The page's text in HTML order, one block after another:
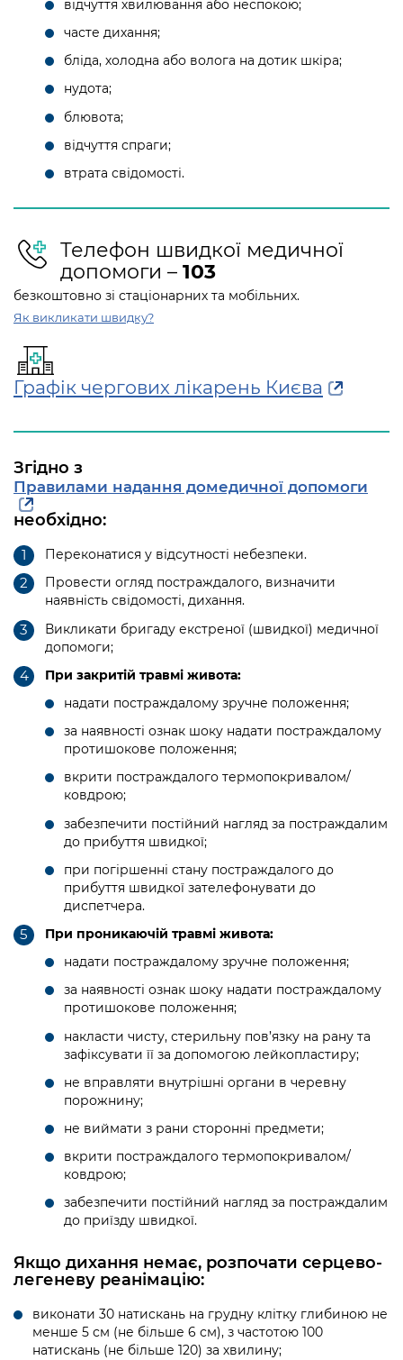
Підприємства, установи, організації
Kyiv International Relations
Річні звіти
Гендерна політика
Безбар'єрність
Портал Захисників та Захисниць
Безбар'єрність
Міський застосунок Київ Цифровий
Важливе під час воєнного стану
Уряд» – місцевий рівень»
Важливе під час воєнного стану
Про відкриті дані
Портал даних Києва
Публічні дашборди
відчуття хвилювання або неспокою;
часте дихання;
бліда, холодна або волога на дотик шкіра;
нудота;
блювота;
відчуття спраги;
втрата свідомості.
Телефон швидкої медичної
допомоги – 103
безкоштовно зі стаціонарних та мобільних.
Як викликати швидку?
Графік чергових лікарень Києва
Згідно з
Правилами надання домедичної допомоги
необхідно:
Переконатися у відсутності небезпеки.
Провести огляд постраждалого, визначити
наявність свідомості, дихання.
Викликати бригаду екстреної (швидкої) медичної
допомоги;
При закритій травмі живота:
надати постраждалому зручне положення;
за наявності ознак шоку надати постраждалому
протишокове положення;
вкрити постраждалого термопокривалом/
ковдрою;
забезпечити постійний нагляд за постраждалим
до прибуття швидкої;
при погіршенні стану постраждалого до
прибуття швидкої зателефонувати до
диспетчера.
При проникаючій травмі живота:
надати постраждалому зручне положення;
за наявності ознак шоку надати постраждалому
протишокове положення;
накласти чисту, стерильну пов’язку на рану та
зафіксувати її за допомогою лейкопластиру;
не вправляти внутрішні органи в черевну
порожнину;
не виймати з рани сторонні предмети;
вкрити постраждалого термопокривалом/
ковдрою;
забезпечити постійний нагляд за постраждалим
до приїзду швидкої.
Якщо дихання немає, розпочати серцево-
легеневу реанімацію:
виконати 30 натискань на грудну клітку глибиною не
менше 5 см (не більше 6 см), з частотою 100
натискань (не більше 120) за хвилину;